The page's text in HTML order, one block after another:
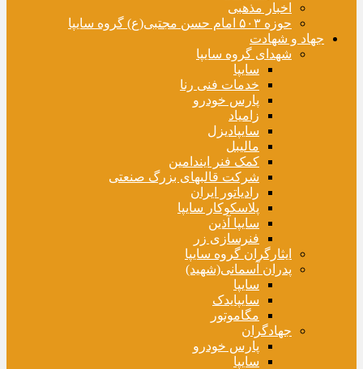
اخبار مذهبی
حوزه ۵۰۳ امام حسن مجتبی(ع) گروه سایپا
جهاد و شهادت
شهدای گروه سایپا
سایپا
خدمات فنی رنا
پارس خودرو
زامیاد
سایپادیزل
مالیبل
کمک فنر ایندامین
شرکت قالبهای بزرگ صنعتی
رادیاتور ایران
پلاسکوکار سایپا
سایپا آذین
فنرسازی زر
ایثارگران گروه سایپا
پدران آسمانی(شهید)
سایپا
سایپایدک
مگاموتور
جهادگران
پارس خودرو
سایپا